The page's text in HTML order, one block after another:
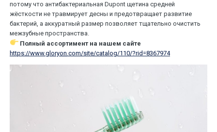
потому что антибактериальная Dupont щетина средней
жёсткости не травмирует десны и предотвращает развитие
бактерий, а аккуратный размер позволяет тщательно очистить
межзубные пространства.
Полный ассортимент на нашем сайте
https://www.gloryon.com/site/catalog/110/?rid=8367974